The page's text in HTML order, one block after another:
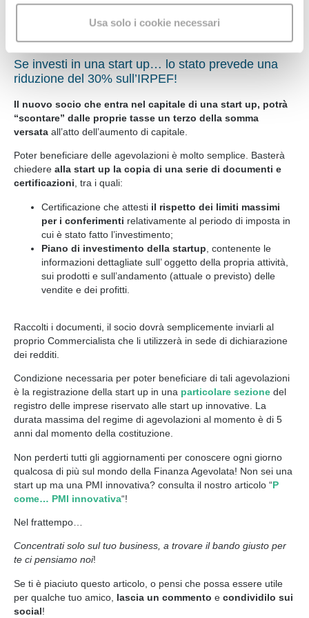
l'utilizzo del sito web. Condividiamo inoltre
con i nostri partner di fiduciasul modo in cui
l'utente utilizza il nostro sito, i quali potrebbero
combinarle con altre informazioni che l'utente ha fornito
loro o che hanno raccolto dal suo utilizzo dei loro servizi.
nostro sito web.
Usa solo i cookie necessari
di ripartire con un nuovo progetto imprenditoriale in modo
più semplice e veloce.
Se investi in una start up… lo stato prevede una
riduzione del 30% sull’IRPEF!
Il nuovo socio che entra nel capitale di una start up, potrà
“scontare” dalle proprie tasse un terzo della somma
versata all’atto dell’aumento di capitale.
Poter beneficiare delle agevolazioni è molto semplice. Basterà
chiedere alla start up la copia di una serie di documenti e
certificazioni , tra i quali:
Certificazione che attesti il rispetto dei limiti massimi
per i conferimenti relativamente al periodo di imposta in
cui è stato fatto l’investimento;
Piano di investimento della startup , contenente le
informazioni dettagliate sull’ oggetto della propria attività,
sui prodotti e sull’andamento (attuale o previsto) delle
vendite e dei profitti.
Raccolti i documenti, il socio dovrà semplicemente inviarli al
proprio Commercialista che li utilizzerà in sede di dichiarazione
dei redditi.
Condizione necessaria per poter beneficiare di tali agevolazioni
è la registrazione della start up in una particolare sezione del
registro delle imprese riservato alle start up innovative. La
durata massima del regime di agevolazioni al momento è di 5
anni dal momento della costituzione.
Non perderti tutti gli aggiornamenti per conoscere ogni giorno
qualcosa di più sul mondo della Finanza Agevolata! Non sei una
start up ma una PMI innovativa? consulta il nostro articolo “P
come… PMI innovativa“!
Nel frattempo…
Concentrati solo sul tuo business, a trovare il bando giusto per
te ci pensiamo noi!
Se ti è piaciuto questo articolo, o pensi che possa essere utile
per qualche tuo amico, lascia un commento e condividilo sui
social!